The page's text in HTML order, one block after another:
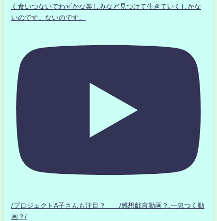
く食いつないでわずかな楽しみなど見つけて生きていくしかな
いのです。ないのです。
/プロジェクトA子さんも注目？ /感想戯言動画？.一息つく動
画？/